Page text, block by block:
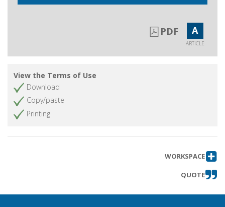
PDF A
ARTICLE
View the Terms of Use
Download
Copy/paste
Printing
WORKSPACE
QUOTE